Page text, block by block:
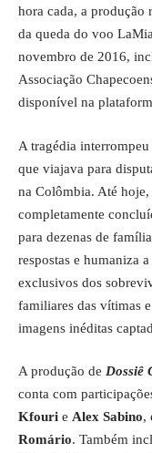
hora cada, a produção
da queda do voo
novembro de 2016,
Associação
disponível na
A tragédia
que viajava para
na Colômbia. Até
completamente
para dezenas de
respostas e humaniza
exclusivos dos
familiares das vítimas
imagens inéditas
A produção de Dossiê
conta com
Kfouri e Alex Sabino,
Romário. Também